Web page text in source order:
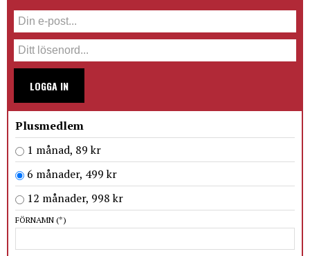
LOGGA IN
Plusmedlem
1 månad, 89 kr
6 månader, 499 kr
12 månader, 998 kr
FÖRNAMN (*)